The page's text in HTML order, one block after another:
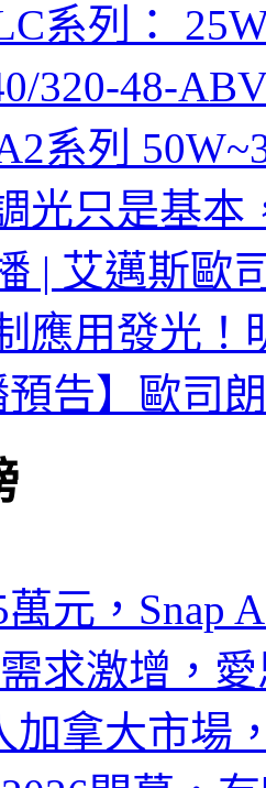
系列：
320-48-
系列
光只是基本
| 艾邁斯歐
應用發光！
預告】歐司
元，Snap
求激增，
加拿大市場